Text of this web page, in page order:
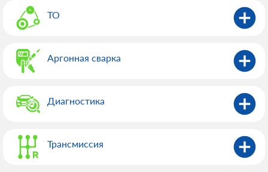
ТО
Аргонная сварка
Диагностика
Трансмиссия